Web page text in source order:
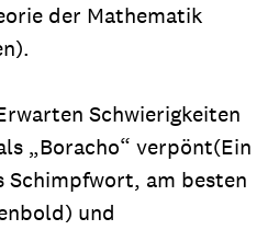
der Mathematik
Schwierigkeiten
„Boracho“ verpönt(Ein
Schimpfwort, am besten
und